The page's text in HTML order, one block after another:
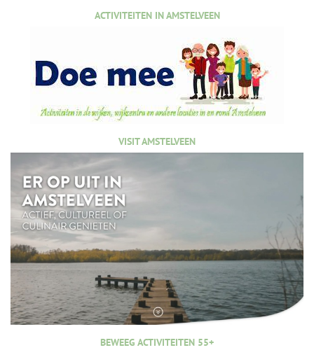
ACTIVITEITEN IN AMSTELVEEN
VISIT AMSTELVEEN
BEWEEG ACTIVITEITEN 55+